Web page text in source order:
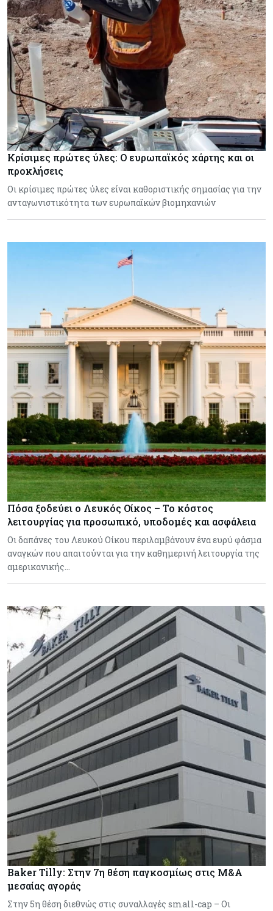
Κρίσιμες πρώτες ύλες: Ο ευρωπαϊκός χάρτης και οι
προκλήσεις
Οι κρίσιμες πρώτες ύλες είναι καθοριστικής σημασίας για την
ανταγωνιστικότητα των ευρωπαϊκών βιομηχανιών
Πόσα ξοδεύει ο Λευκός Οίκος – Το κόστος
λειτουργίας για προσωπικό, υποδομές και ασφάλεια
Οι δαπάνες του Λευκού Οίκου περιλαμβάνουν ένα ευρύ φάσμα
αναγκών που απαιτούνται για την καθημερινή λειτουργία της
αμερικανικής…
Baker Tilly: Στην 7η θέση παγκοσμίως στις M&A
μεσαίας αγοράς
Στην 5η θέση διεθνώς στις συναλλαγές small-cap – Οι